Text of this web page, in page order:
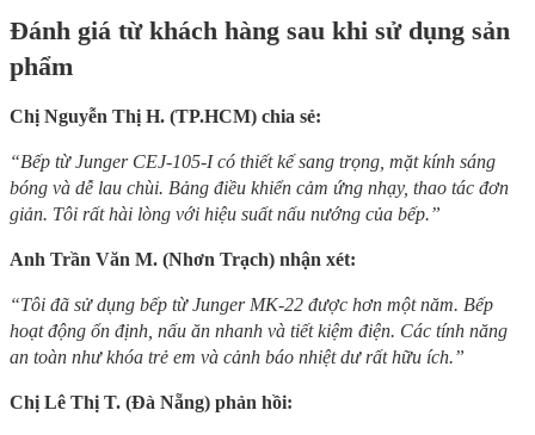
Đánh giá từ khách hàng sau khi sử dụng sản
phẩm
Chị Nguyễn Thị H. (TP.HCM) chia sẻ:
“Bếp từ Junger CEJ-105-I có thiết kế sang trọng, mặt kính sáng
bóng và dễ lau chùi. Bảng điều khiển cảm ứng nhạy, thao tác đơn
giản. Tôi rất hài lòng với hiệu suất nấu nướng của bếp.”
Anh Trần Văn M. (Nhơn Trạch) nhận xét:
“Tôi đã sử dụng bếp từ Junger MK-22 được hơn một năm. Bếp
hoạt động ổn định, nấu ăn nhanh và tiết kiệm điện. Các tính năng
an toàn như khóa trẻ em và cảnh báo nhiệt dư rất hữu ích.”
Chị Lê Thị T. (Đà Nẵng) phản hồi: